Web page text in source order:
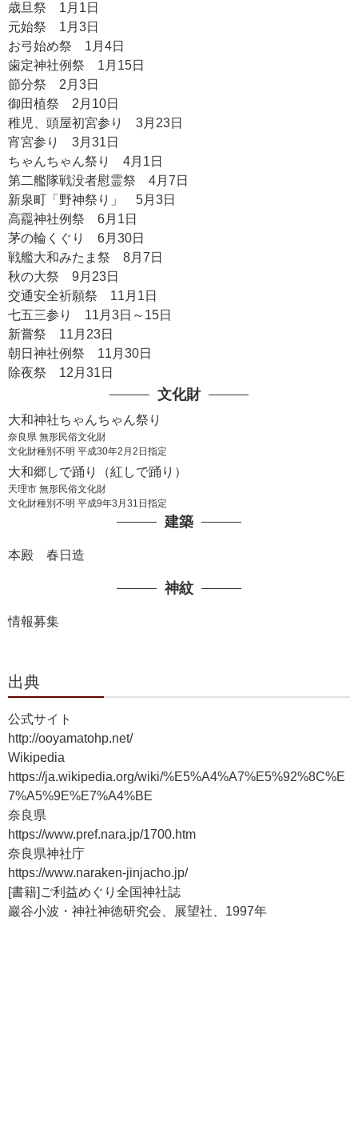
御旅所 大和若宮神社(御旅所坐神社)
日本大国魂大神
やあとおおくにたまのおおかみ
八千戈大神
やちほこのおおかみ
御年大神
みとしのおおかみ
境外末社 渟名城入姫神社
斎宮
境外末社 歯定神社
大己貴神
おおなむちのかみ
少彦名神
すくなひこなのかみ
歳旦祭 1月1日
元始祭 1月3日
お弓始め祭 1月4日
歯定神社例祭 1月15日
節分祭 2月3日
御田植祭 2月10日
稚児、頭屋初宮参り 3月23日
宵宮参り 3月31日
ちゃんちゃん祭り 4月1日
第二艦隊戦没者慰霊祭 4月7日
新泉町「野神祭り」 5月3日
高龗神社例祭 6月1日
茅の輪くぐり 6月30日
戦艦大和みたま祭 8月7日
秋の大祭 9月23日
交通安全祈願祭 11月1日
七五三参り 11月3日～15日
新嘗祭 11月23日
朝日神社例祭 11月30日
除夜祭 12月31日
文化財
大和神社ちゃんちゃん祭り
奈良県 無形民俗文化財
文化財種別不明 平成30年2月2日指定
大和郷しで踊り（紅しで踊り）
天理市 無形民俗文化財
文化財種別不明 平成9年3月31日指定
建築
本殿 春日造
神紋
情報募集
出典
公式サイト
http://ooyamatohp.net/
Wikipedia
https://ja.wikipedia.org/wiki/%E5%A4%A7%E5%92%8C%E
7%A5%9E%E7%A4%BE
奈良県
https://www.pref.nara.jp/1700.htm
奈良県神社庁
https://www.naraken-jinjacho.jp/
[書籍]ご利益めぐり全国神社誌
巖谷小波・神社神徳研究会、展望社、1997年